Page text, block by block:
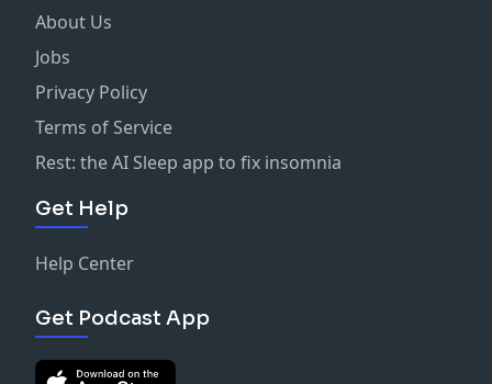
About Us
Jobs
Privacy Policy
Terms of Service
Rest: the AI Sleep app to fix insomnia
Get Help
Help Center
Get Podcast App